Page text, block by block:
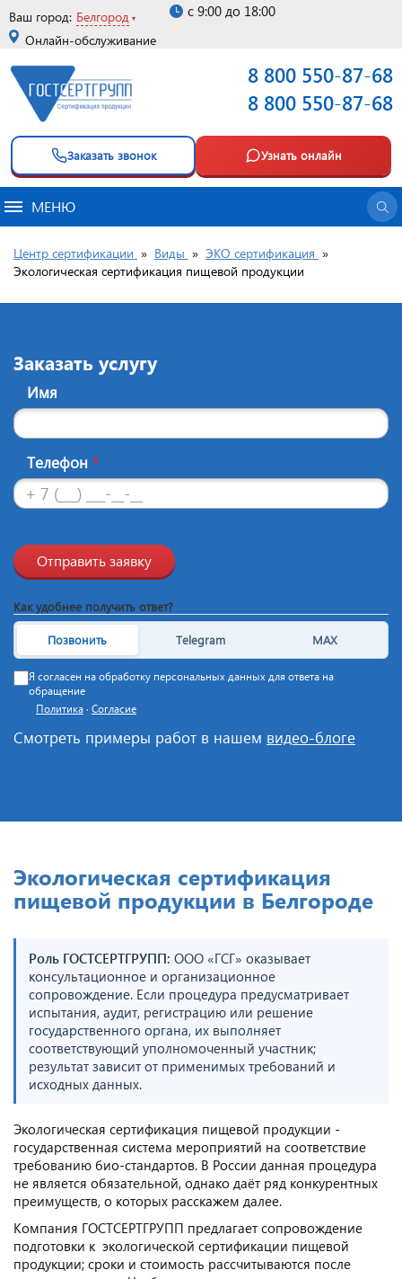
Ваш город: Белгород
Онлайн-обслуживание
с 9:00 до 18:00
8 800 550-87-68
8 800 550-87-68
Заказать звонок Узнать онлайн
МЕНЮ
Центр сертификации » Виды » ЭКО сертификация »
Экологическая сертификация пищевой продукции
Заказать услугу
Имя
Телефон *
Отправить заявку
Как удобнее получить ответ?
Позвонить Telegram MAX
Я согласен на обработку персональных данных для ответа на
обращение
Политика · Согласие
Смотреть примеры работ в нашем видео-блоге
Экологическая сертификация
пищевой продукции в Белгороде
Роль ГОСТСЕРТГРУПП: ООО «ГСГ» оказывает
консультационное и организационное
сопровождение. Если процедура предусматривает
испытания, аудит, регистрацию или решение
государственного органа, их выполняет
соответствующий уполномоченный участник;
результат зависит от применимых требований и
исходных данных.
Экологическая сертификация пищевой продукции -
государственная система мероприятий на соответствие
требованию био-стандартов. В России данная процедура
не является обязательной, однако даёт ряд конкурентных
преимуществ, о которых расскажем далее.
Компания ГОСТСЕРТГРУПП предлагает сопровождение
подготовки к экологической сертификации пищевой
продукции; сроки и стоимость рассчитываются после